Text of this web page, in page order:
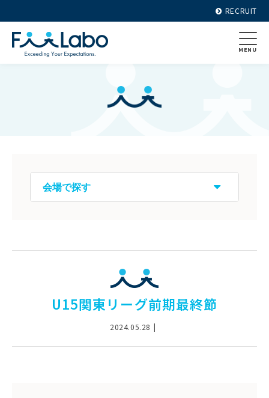
RECRUIT
MENU
U15関東リーグ前期最終節
2024.05.28